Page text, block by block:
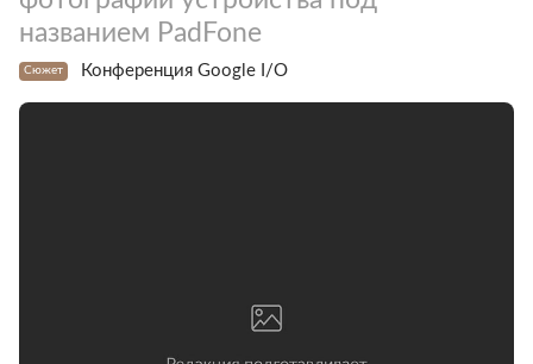
названием PadFone
Сюжет Конференция Google I/O